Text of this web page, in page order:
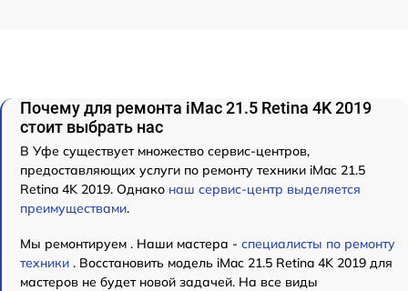
Почему для ремонта iMac 21.5 Retina 4K 2019
стоит выбрать нас
В Уфе существует множество сервис-центров,
предоставляющих услуги по ремонту техники iMac 21.5
Retina 4K 2019. Однако наш сервис-центр выделяется
преимуществами.
Мы ремонтируем . Наши мастера - специалисты по ремонту
техники . Восстановить модель iMac 21.5 Retina 4K 2019 для
мастеров не будет новой задачей. На все виды